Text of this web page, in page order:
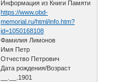
Информация из Книги Памяти
https://www.obd-
memorial.ru/html/info.htm?
id=1050168108
Фамилия Лимонов
Имя Петр
Отчество Петрович
Дата рождения/Возраст
__.__.1901